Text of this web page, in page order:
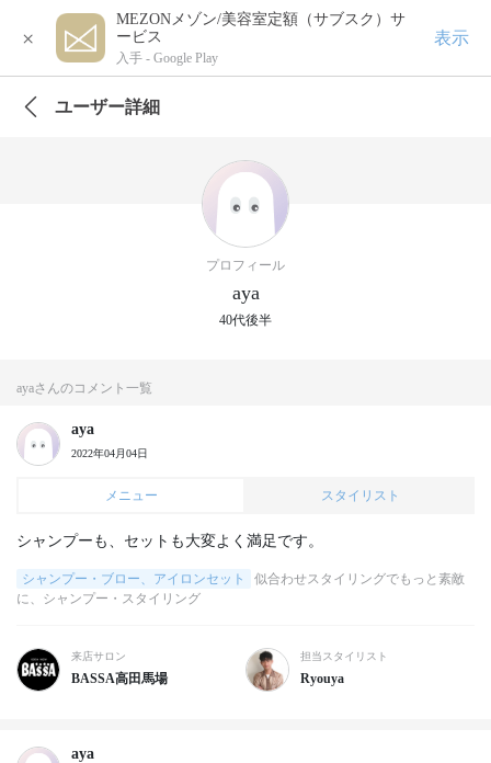
×
MEZONメゾン/美容室定額（サブスク）サ
ービス
入手 - Google Play
表示
ユーザー詳細
プロフィール
aya
40代後半
ayaさんのコメント一覧
aya
2022年04月04日
メニュー スタイリスト
シャンプーも、セットも大変よく満足です。
シャンプー・ブロー、アイロンセット
似合わせスタイリングでもっと素敵
に、シャンプー・スタイリング
来店サロン
BASSA高田馬場
担当スタイリスト
Ryouya
aya